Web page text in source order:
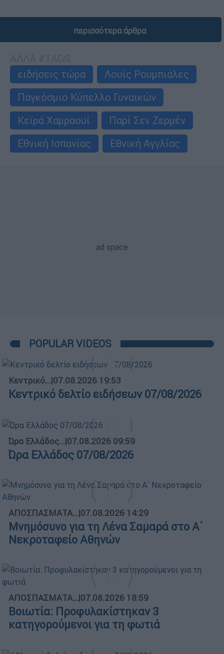
περισσότερα άρθρα
ειδήσεις τώρα
Λουίς Ρουμπιάλες
Παγκόσμιο Κύπελλο Γυναικών
Κεϊρά Χαμραουί
Παρί Σεν Ζερμέν
Εθνική Ισπανίας
Εθνική Αγγλίας
POPULAR VIDEOS
Κεντρικό...|07.08.2026 19:53
Κεντρικό δελτίο ειδήσεων 07/08/2026
Ώρα Ελλάδος...|07.08.2026 09:59
Ώρα Ελλάδος 07/08/2026
ΑΠΟΣΠΑΣΜΑΤΑ...|07.08.2026 14:29
Μνημόσυνο για τη Λένα Σαμαρά στο Α΄
Νεκροταφείο Αθηνών
ΑΠΟΣΠΑΣΜΑΤΑ...|07.08.2026 18:59
Βοιωτία: Προφυλακίστηκαν 3
κατηγορούμενοι για τη φωτιά